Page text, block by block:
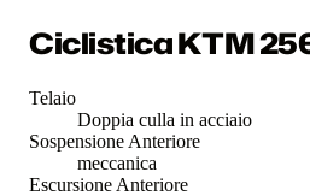
Ciclistica KTM
Telaio
Doppia culla in acciaio
Sospensione Anteriore
meccanica
Escursione Anteriore